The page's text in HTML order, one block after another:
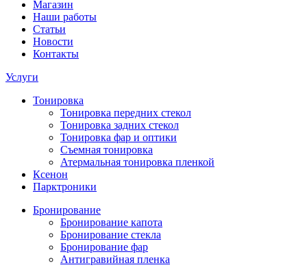
Магазин
Наши работы
Статьи
Новости
Контакты
Услуги
Тонировка
Тонировка передних стекол
Тонировка задних стекол
Тонировка фар и оптики
Съемная тонировка
Атермальная тонировка пленкой
Ксенон
Парктроники
Бронирование
Бронирование капота
Бронирование стекла
Бронирование фар
Антигравийная пленка